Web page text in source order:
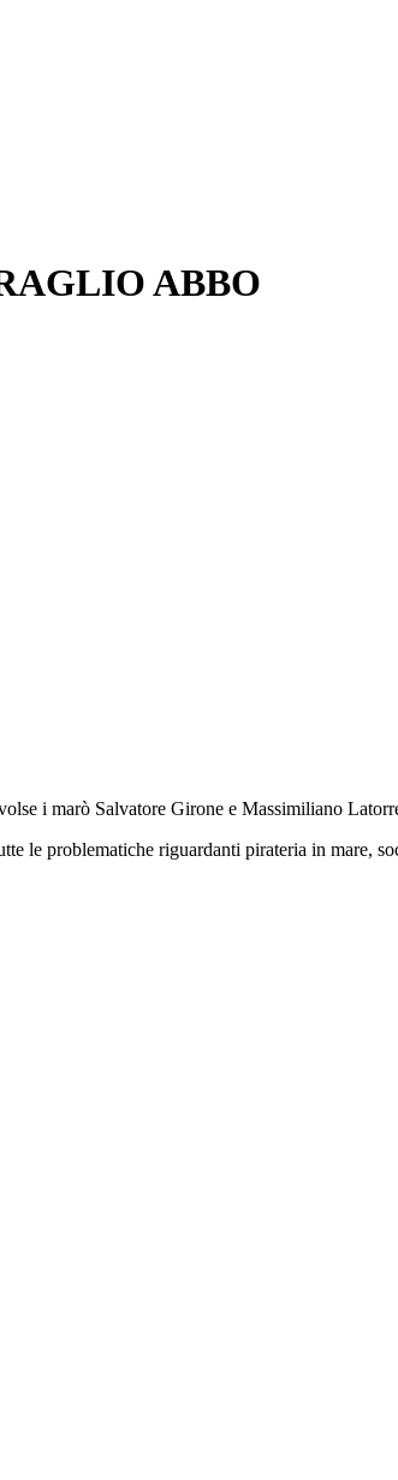
ABBO
i marò Salvatore Girone e Massimiliano
le problematiche riguardanti pirateria in mare,